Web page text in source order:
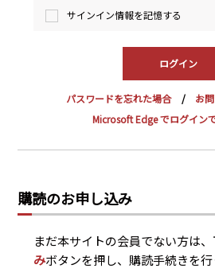
採用情報
瑞姆亜
サインイン情報を記憶する
パスワードを忘れた場合
お
Microsoft Edge でログイン
購読のお申し込み
まだ本サイトの会員でない方は
みボタンを押し、購読手続きを行